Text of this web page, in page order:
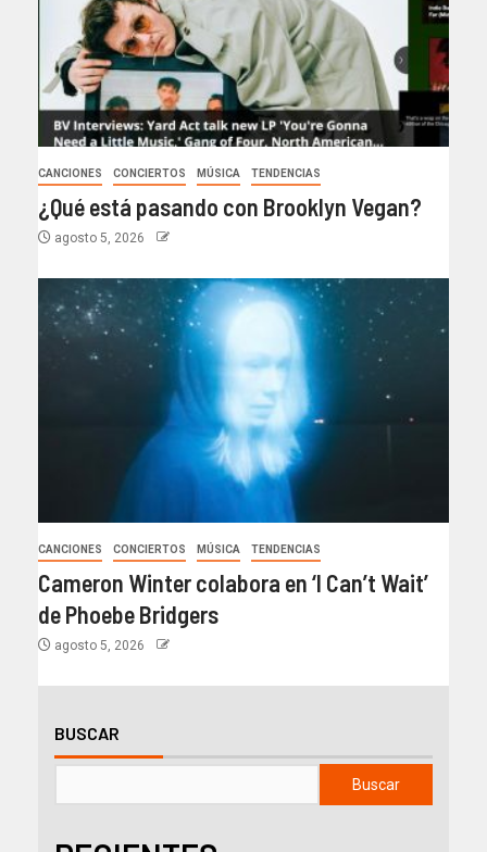
CANCIONES CONCIERTOS MÚSICA TENDENCIAS
¿Qué está pasando con Brooklyn Vegan?
agosto 5, 2026
CANCIONES CONCIERTOS MÚSICA TENDENCIAS
Cameron Winter colabora en ‘I Can’t Wait’
de Phoebe Bridgers
agosto 5, 2026
BUSCAR
Buscar